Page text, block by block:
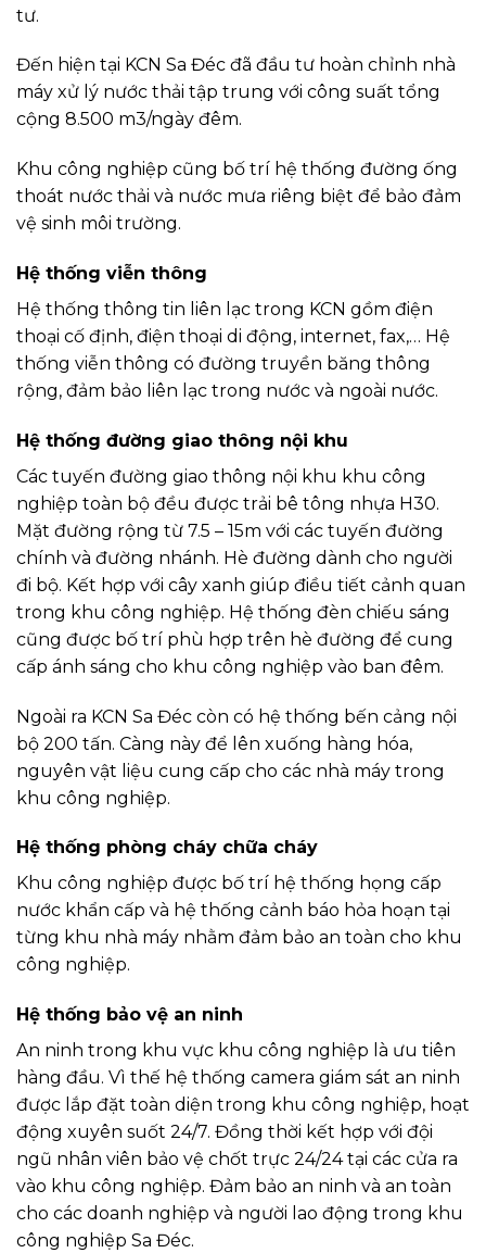
tư.
Đến hiện tại KCN Sa Đéc đã đầu tư hoàn chỉnh nhà
máy xử lý nước thải tập trung với công suất tổng
cộng 8.500 m3/ngày đêm.
Khu công nghiệp cũng bố trí hệ thống đường ống
thoát nước thải và nước mưa riêng biệt để bảo đảm
vệ sinh môi trường.
Hệ thống viễn thông
Hệ thống thông tin liên lạc trong KCN gồm điện
thoại cố định, điện thoại di động, internet, fax,… Hệ
thống viễn thông có đường truyền băng thông
rộng, đảm bảo liên lạc trong nước và ngoài nước.
Hệ thống đường giao thông nội khu
Các tuyến đường giao thông nội khu khu công
nghiệp toàn bộ đều được trải bê tông nhựa H30.
Mặt đường rộng từ 7.5 – 15m với các tuyến đường
chính và đường nhánh. Hè đường dành cho người
đi bộ. Kết hợp với cây xanh giúp điều tiết cảnh quan
trong khu công nghiệp. Hệ thống đèn chiếu sáng
cũng được bố trí phù hợp trên hè đường để cung
cấp ánh sáng cho khu công nghiệp vào ban đêm.
Ngoài ra KCN Sa Đéc còn có hệ thống bến cảng nội
bộ 200 tấn. Càng này để lên xuống hàng hóa,
nguyên vật liệu cung cấp cho các nhà máy trong
khu công nghiệp.
Hệ thống phòng cháy chữa cháy
Khu công nghiệp được bố trí hệ thống họng cấp
nước khẩn cấp và hệ thống cảnh báo hỏa hoạn tại
từng khu nhà máy nhằm đảm bảo an toàn cho khu
công nghiệp.
Hệ thống bảo vệ an ninh
An ninh trong khu vực khu công nghiệp là ưu tiên
hàng đầu. Vì thế hệ thống camera giám sát an ninh
được lắp đặt toàn diện trong khu công nghiệp, hoạt
động xuyên suốt 24/7. Đồng thời kết hợp với đội
ngũ nhân viên bảo vệ chốt trực 24/24 tại các cửa ra
vào khu công nghiệp. Đảm bảo an ninh và an toàn
cho các doanh nghiệp và người lao động trong khu
công nghiệp Sa Đéc.